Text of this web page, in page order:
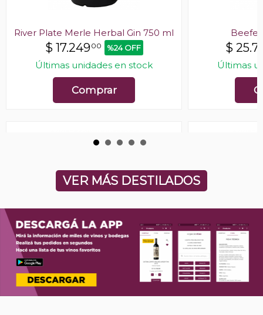
River Plate Merle Herbal Gin 750 ml
$ 17.24900 %24 OFF
Últimas unidades en stock
Comprar
$
Últimas
The Hakuto Premium Matsui Gin
700 ml
River Plate
$
VER MÁS DESTILADOS